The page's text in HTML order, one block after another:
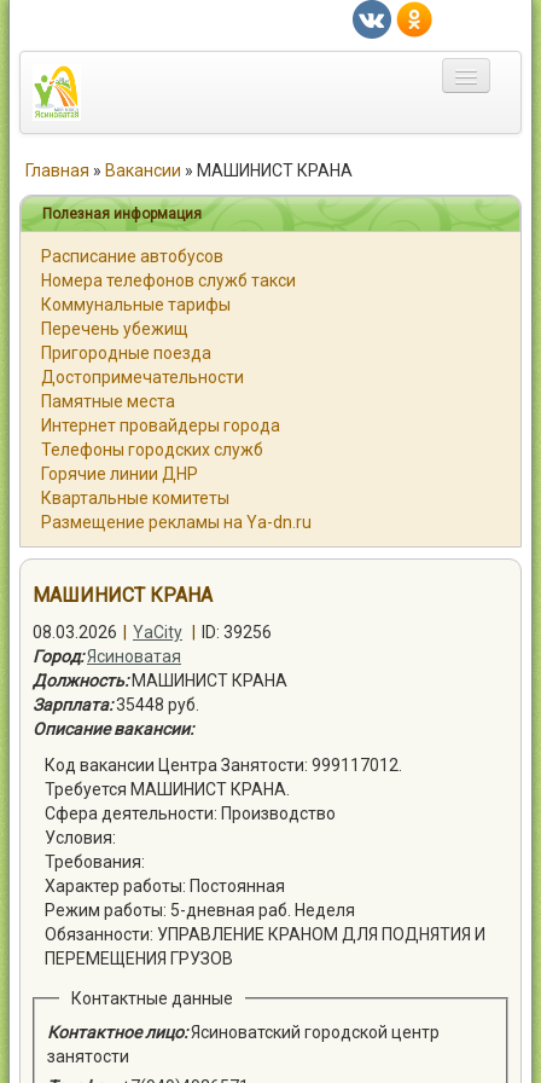
Город
Статьи
Каталог
Справочник
Работа
Объявления
Помощь
Контакты
Главная » Вакансии » МАШИНИСТ КРАНА
Полезная информация
Расписание автобусов
Номера телефонов служб такси
Коммунальные тарифы
Перечень убежищ
Пригородные поезда
Достопримечательности
Памятные места
Интернет провайдеры города
Телефоны городских служб
Горячие линии ДНР
Квартальные комитеты
Размещение рекламы на Ya-dn.ru
МАШИНИСТ КРАНА
08.03.2026 YaCity
ID: 39256
Город:Ясиноватая
Должность: МАШИНИСТ КРАНА
Зарплата:35448 руб.
Описание вакансии:
Код вакансии Центра Занятости: 999117012.
Требуется МАШИНИСТ КРАНА.
Сфера деятельности: Производство
Условия:
Требования:
Характер работы: Постоянная
Режим работы: 5-дневная раб. Неделя
Обязанности: УПРАВЛЕНИЕ КРАНОМ ДЛЯ ПОДНЯТИЯ И
ПЕРЕМЕЩЕНИЯ ГРУЗОВ
Контактные данные
Контактное лицо:Ясиноватский городской центр
занятости